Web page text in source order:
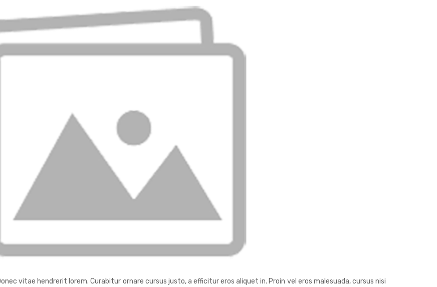
vitae hendrerit lorem. Curabitur ornare cursus justo, a efficitur eros aliquet in. Proin vel eros malesuada, cursus nisi